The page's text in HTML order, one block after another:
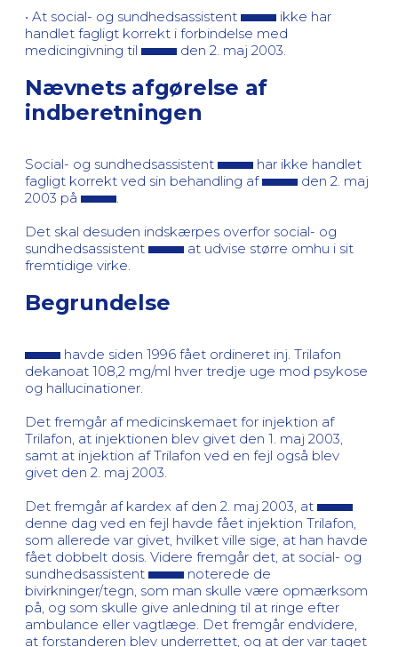
• At social- og sundhedsassistent
ikke har
handlet fagligt korrekt i forbindelse med
medicingivning til
den 2. maj 2003.
Nævnets afgørelse af
indberetningen
Social- og sundhedsassistent
har ikke handlet
fagligt korrekt ved sin behandling af
den 2. maj
2003 på
Det skal desuden indskærpes overfor social- og
sundhedsassistent
at udvise større omhu i sit
fremtidige virke.
Begrundelse
havde siden 1996 fået ordineret inj. Trilafon
dekanoat 108,2 mg/ml hver tredje uge mod psykose
og hallucinationer.
Det fremgår af medicinskemaet for injektion af
Trilafon, at injektionen blev givet den 1. maj 2003,
samt at injektion af Trilafon ved en fejl også blev
givet den 2. maj 2003.
Det fremgår af kardex af den 2. maj 2003, at
denne dag ved en fejl havde fået injektion Trilafon,
som allerede var givet, hvilket ville sige, at han havde
fået dobbelt dosis. Videre fremgår det, at social- og
sundhedsassistent
noterede de
bivirkninger/tegn, som man skulle være opmærksom
på, og som skulle give anledning til at ringe efter
ambulance eller vagtlæge. Det fremgår endvidere,
at forstanderen blev underrettet, og at der var taget